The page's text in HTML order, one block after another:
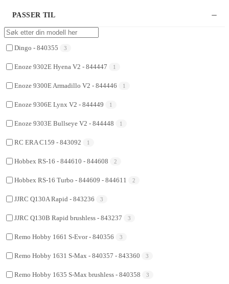
PASSER TIL
Dingo - 840355 3
Enoze 9302E Hyena V2 - 844447 1
Enoze 9300E Armadillo V2 - 844446 1
Enoze 9306E Lynx V2 - 844449 1
Enoze 9303E Bullseye V2 - 844448 1
RC ERA C159 - 843092 1
Hobbex RS-16 - 844610 - 844608 2
Hobbex RS-16 Turbo - 844609 - 844611 2
JJRC Q130A Rapid - 843236 3
JJRC Q130B Rapid brushless - 843237 3
Remo Hobby 1661 S-Evor - 840356 3
Remo Hobby 1631 S-Max - 840357 - 843360 3
Remo Hobby 1635 S-Max brushless - 840358 3